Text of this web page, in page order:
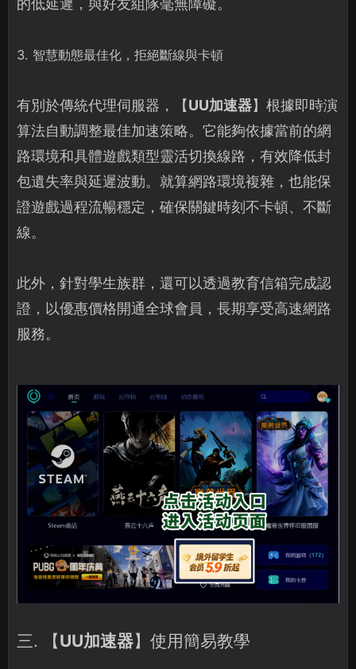
的低延遲，與好友組隊毫無障礙。
3. 智慧動態最佳化，拒絕斷線與卡頓
有別於傳統代理伺服器，【UU加速器】根據即時演
算法自動調整最佳加速策略。它能夠依據當前的網
路環境和具體遊戲類型靈活切換線路，有效降低封
包遺失率與延遲波動。就算網路環境複雜，也能保
證遊戲過程流暢穩定，確保關鍵時刻不卡頓、不斷
線。
此外，針對學生族群，還可以透過教育信箱完成認
證，以優惠價格開通全球會員，長期享受高速網路
服務。
三. 【UU加速器】使用簡易教學